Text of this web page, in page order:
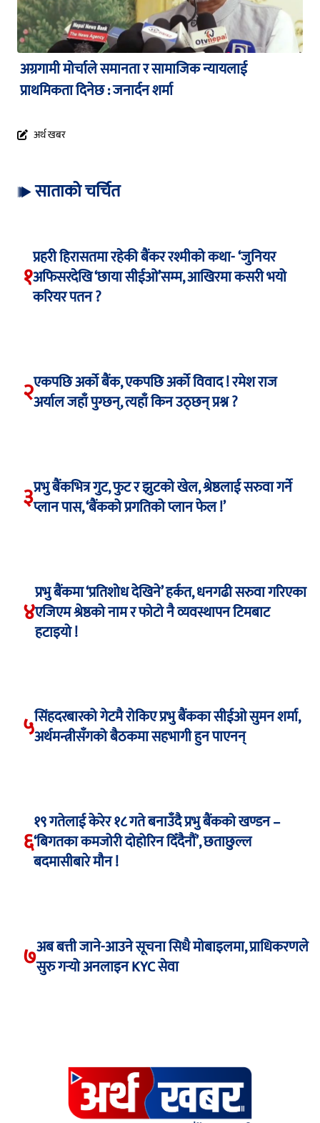
अग्रगामी मोर्चाले समानता र सामाजिक न्यायलाई
प्राथमिकता दिनेछ : जनार्दन शर्मा
अर्थ खबर
साताको चर्चित
१
प्रहरी हिरासतमा रहेकी बैंकर रश्मीको कथा- ‘जुनियर
अफिसरदेखि ‘छाया सीईओ’सम्म, आखिरमा कसरी भयो
करियर पतन ?
२एकपछि अर्को बैंक, एकपछि अर्को विवाद ! रमेश राज
अर्याल जहाँ पुग्छन्, त्यहाँ किन उठ्छन् प्रश्न ?
३प्रभु बैंकभित्र गुट, फुट र झुटको खेल, श्रेष्ठलाई सरुवा गर्ने
प्लान पास, ‘बैंकको प्रगतिको प्लान फेल !’
४
प्रभु बैंकमा ‘प्रतिशोध देखिने’ हर्कत, धनगढी सरुवा गरिएका
एजिएम श्रेष्ठको नाम र फोटो नै व्यवस्थापन टिमबाट
हटाइयो !
५सिंहदरबारको गेटमै रोकिए प्रभु बैंकका सीईओ सुमन शर्मा,
अर्थमन्त्रीसँगको बैठकमा सहभागी हुन पाएनन्
६
१९ गतेलाई केरेर १८ गते बनाउँदै प्रभु बैंकको खण्डन –
‘बिगतका कमजोरी दोहोरिन दिँदैनौं’, छताछुल्ल
बदमासीबारे मौन !
७अब बत्ती जाने-आउने सूचना सिधै मोबाइलमा, प्राधिकरणले
सुरु गर्‍यो अनलाइन KYC सेवा